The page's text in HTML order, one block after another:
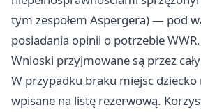
tym zespołem Aspergera) — pod
posiadania opinii o potrzebie WWR.
Wnioski przyjmowane są przez
W przypadku braku miejsc dziecko
wpisane na listę rezerwową.